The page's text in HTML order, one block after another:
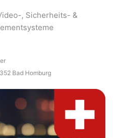
, Sicherheits- &
Bad Homburg